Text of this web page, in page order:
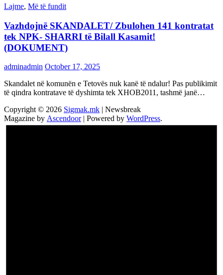
Lajme, Më të fundit
Vazhdojnē SKANDALET/ Zbulohen 141 kontratat
tek NPK- SHARRI të Bilall Kasamit!
(DOKUMENT)
adminadmin October 17, 2025
Skandalet në komunën e Tetovës nuk kanë të ndalur! Pas publikimit
të qindra kontratave të dyshimta tek XHOB2011, tashmë janë…
Copyright © 2026 Sigmak.mk | Newsbreak
Magazine by Ascendoor| Powered by WordPress.